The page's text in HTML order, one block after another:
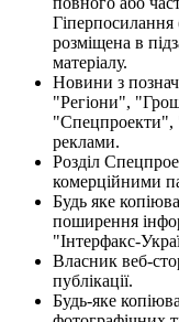
розміщена в
матеріалу.
Новини з
"Регіони",
"Спецпроекти",
реклами.
Розділ
комерційними
Будь яке
поширення
"Інтерфакс-
Власник веб-
публікації.
Будь-яке